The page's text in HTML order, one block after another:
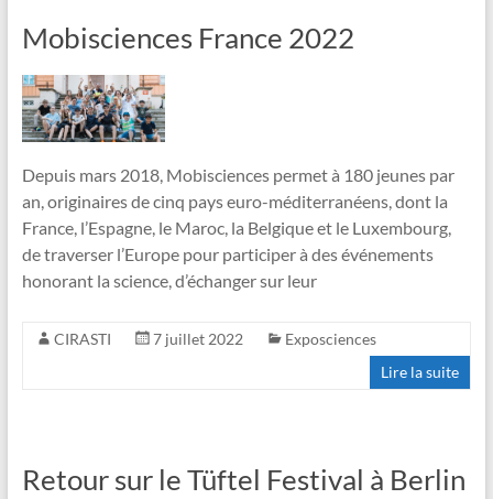
Mobisciences France 2022
Depuis mars 2018, Mobisciences permet à 180 jeunes par
an, originaires de cinq pays euro-méditerranéens, dont la
France, l’Espagne, le Maroc, la Belgique et le Luxembourg,
de traverser l’Europe pour participer à des événements
honorant la science, d’échanger sur leur
CIRASTI 7 juillet 2022
Exposciences
Lire la suite
Retour sur le Tüftel Festival à Berlin